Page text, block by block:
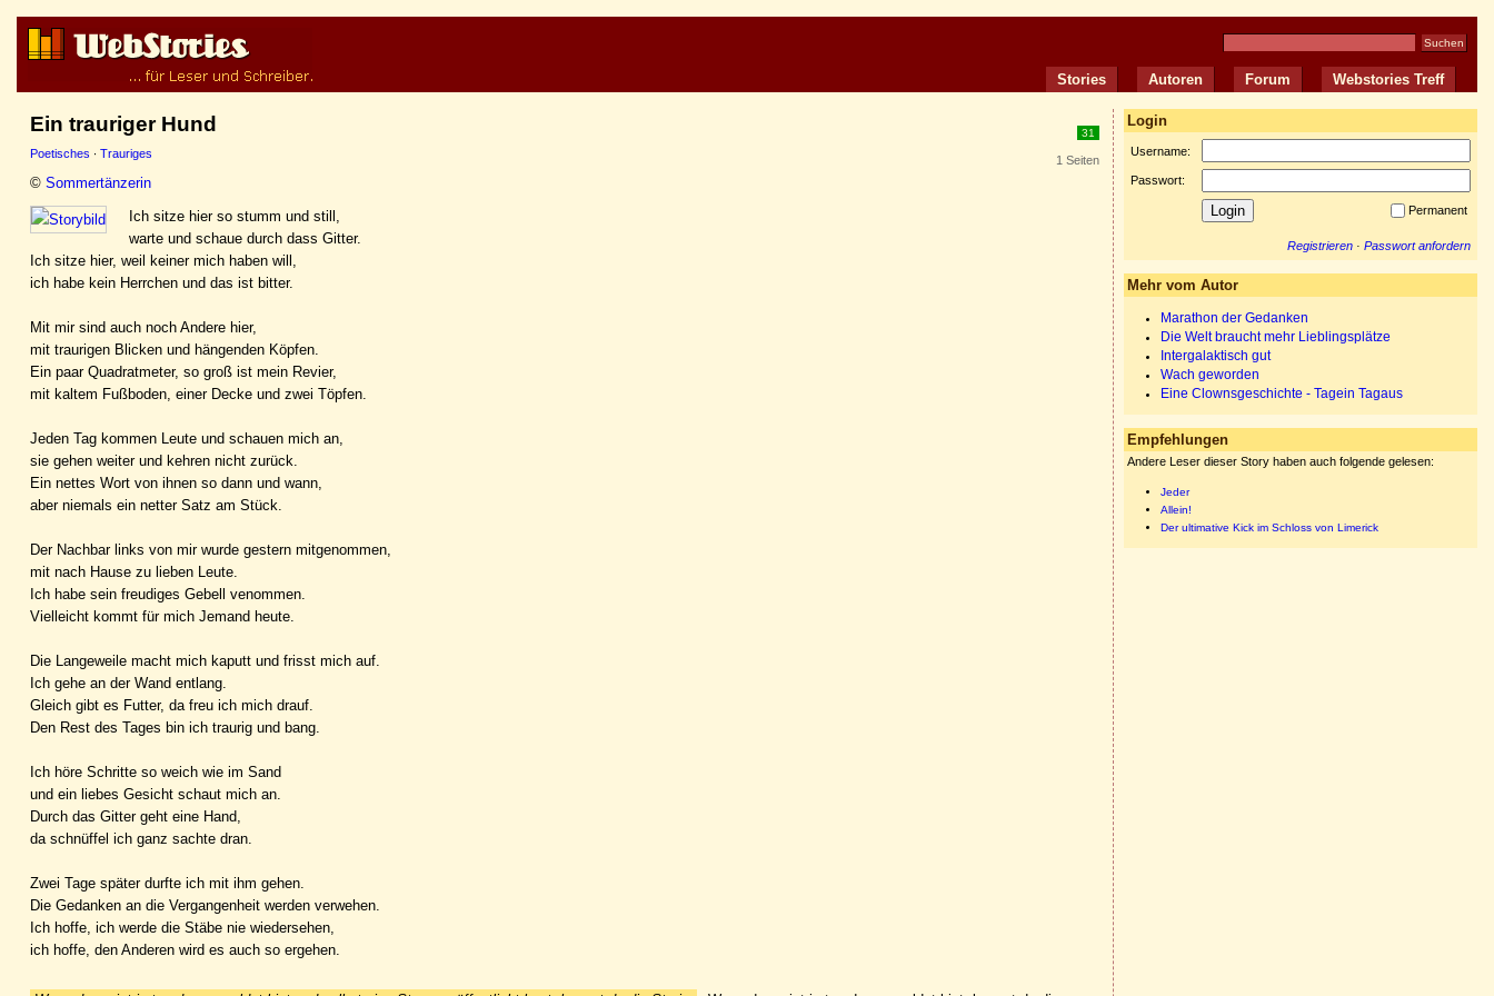
Stories Autoren Forum Webstories Treff
31
1 Seiten
Ein trauriger Hund
Poetisches · Trauriges
© Sommertänzerin
Ich sitze hier so stumm und still,
warte und schaue durch dass Gitter.
Ich sitze hier, weil keiner mich haben will,
ich habe kein Herrchen und das ist bitter.
Mit mir sind auch noch Andere hier,
mit traurigen Blicken und hängenden Köpfen.
Ein paar Quadratmeter, so groß ist mein Revier,
mit kaltem Fußboden, einer Decke und zwei Töpfen.
Jeden Tag kommen Leute und schauen mich an,
sie gehen weiter und kehren nicht zurück.
Ein nettes Wort von ihnen so dann und wann,
aber niemals ein netter Satz am Stück.
Der Nachbar links von mir wurde gestern mitgenommen,
mit nach Hause zu lieben Leute.
Ich habe sein freudiges Gebell venommen.
Vielleicht kommt für mich Jemand heute.
Die Langeweile macht mich kaputt und frisst mich auf.
Ich gehe an der Wand entlang.
Gleich gibt es Futter, da freu ich mich drauf.
Den Rest des Tages bin ich traurig und bang.
Ich höre Schritte so weich wie im Sand
und ein liebes Gesicht schaut mich an.
Durch das Gitter geht eine Hand,
da schnüffel ich ganz sachte dran.
Zwei Tage später durfte ich mit ihm gehen.
Die Gedanken an die Vergangenheit werden verwehen.
Ich hoffe, ich werde die Stäbe nie wiedersehen,
ich hoffe, den Anderen wird es auch so ergehen.
Login
Username:
Passwort:
Permanent
Registrieren · Passwort anfordern
Mehr vom Autor
Marathon der Gedanken
Die Welt braucht mehr Lieblingsplätze
Intergalaktisch gut
Wach geworden
Eine Clownsgeschichte - Tagein Tagaus
Empfehlungen
Andere Leser dieser Story haben auch folgende gelesen:
Jeder
Allein!
Der ultimative Kick im Schloss von Limerick